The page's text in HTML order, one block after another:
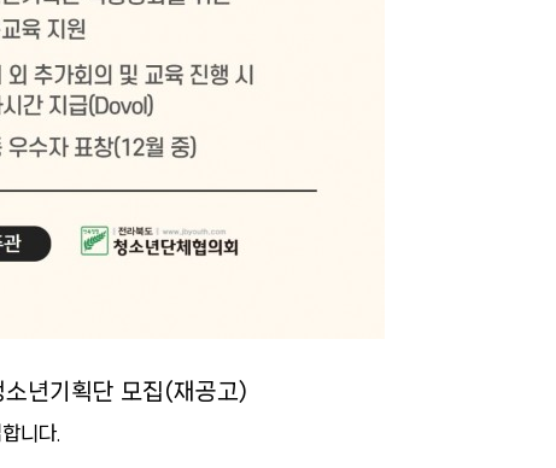
년기획단 모집(재공고)
니다.